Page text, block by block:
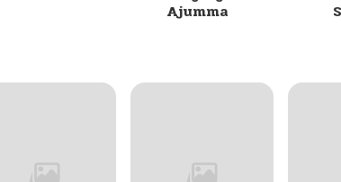
06/13/2026
Ajumma